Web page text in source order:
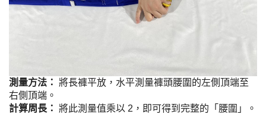
測量方法： 將長褲平放，水平測量褲頭腰圍的左側頂端至
右側頂端。
計算周長： 將此測量值乘以 2，即可得到完整的「腰圍」。